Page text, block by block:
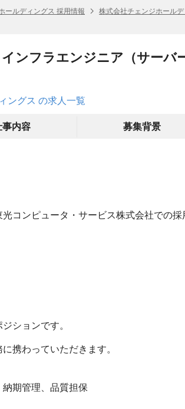
ールディングス 採用情報 株式会社チェンジホール
インフラエンジニア（サーバ
ングス の求人一覧
事内容 募集背景
コンピュータ・サービス株式会社での採
ションです。
携わっていただきます。
期管理、品質担保